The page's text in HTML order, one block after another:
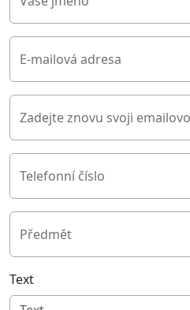
E-mailová adresa
Zadejte znovu svoji
Telefonní číslo
Předmět
Text